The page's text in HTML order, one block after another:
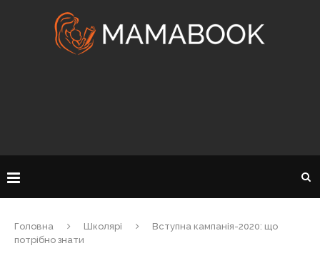
Головна Школярі
Вступна кампанія-2020: що
потрібно знати